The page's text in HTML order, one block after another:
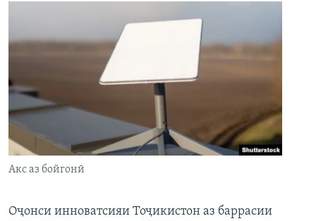
Акс аз бойгонӣ
Оҷонси инноватсияи Тоҷикистон аз баррасии